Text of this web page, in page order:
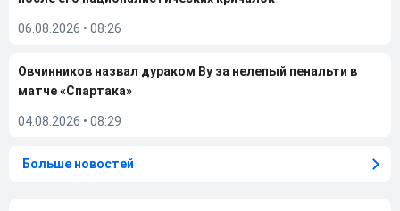
06.08.2026 • 08:26
Овчинников назвал дураком Ву за нелепый пенальти в
матче «Спартака»
04.08.2026 • 08:29
Больше новостей